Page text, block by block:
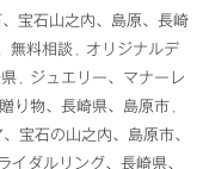
宝石山之内、島原、長崎
無料相談
オリジナルデ
ジュエリー、マナーレ
り物、長崎県、島原市
宝石の山之内、島原市、
イダルリング、長崎県、